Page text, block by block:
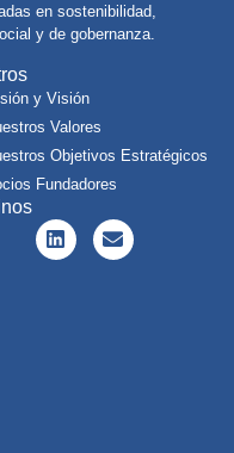
en sostenibilidad,
y de gobernanza.
y Visión
Valores
Objetivos Estratégicos
Fundadores